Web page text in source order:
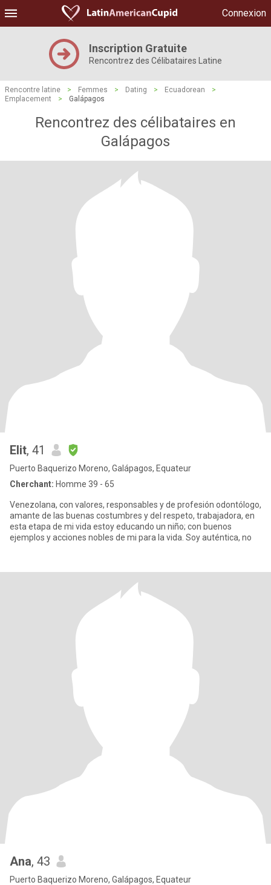
Connexion
Inscription Gratuite
Rencontrez des Célibataires Latine
Rencontre latine > Femmes > Dating > Ecuadorean
>
Emplacement
> Galápagos
Rencontrez des célibataires en
Galápagos
Elit, 41
Puerto Baquerizo Moreno, Galápagos, Equateur
Cherchant: Homme 39 - 65
Venezolana, con valores, responsables y de profesión odontólogo,
amante de las buenas costumbres y del respeto, trabajadora, en
esta etapa de mi vida estoy educando un niño; con buenos
ejemplos y acciones nobles de mi para la vida. Soy auténtica, no
Ana, 43
Puerto Baquerizo Moreno, Galápagos, Equateur